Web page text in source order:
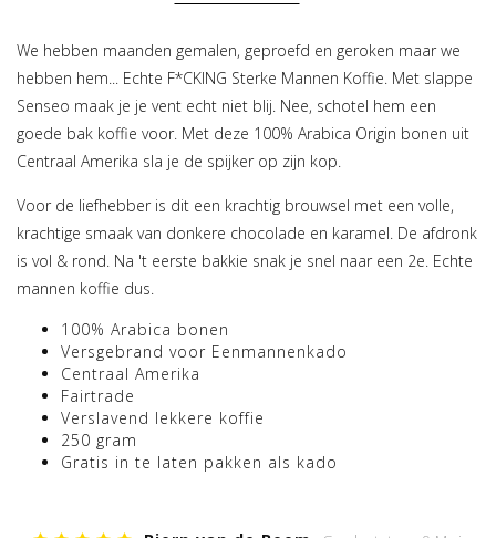
We hebben maanden gemalen, geproefd en geroken maar we
hebben hem... Echte F*CKING Sterke Mannen Koffie. Met slappe
Senseo maak je je vent echt niet blij. Nee, schotel hem een
goede bak koffie voor. Met deze 100% Arabica Origin bonen uit
Centraal Amerika sla je de spijker op zijn kop.
Voor de liefhebber is dit een krachtig brouwsel met een volle,
krachtige smaak van donkere chocolade en karamel. De afdronk
is vol & rond. Na 't eerste bakkie snak je snel naar een 2e. Echte
mannen koffie dus.
100% Arabica bonen
Versgebrand voor Eenmannenkado
Centraal Amerika
Fairtrade
Verslavend lekkere koffie
250 gram
Gratis in te laten pakken als kado